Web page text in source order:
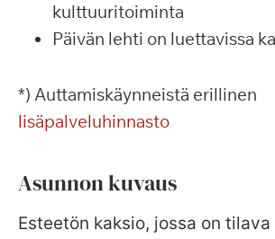
kulttuuritoiminta
Päivän lehti on luettavissa
*) Auttamiskäynneistä erillinen
lisäpalveluhinnasto
Asunnon kuvaus
Esteetön kaksio, jossa on tilava